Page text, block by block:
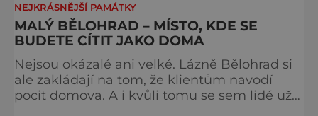
NEJKRÁSNĚJŠÍ PAMÁTKY
MALÝ BĚLOHRAD – MÍSTO, KDE SE
BUDETE CÍTIT JAKO DOMA
Nejsou okázalé ani velké. Lázně Bělohrad si
ale zakládají na tom, že klientům navodí
pocit domova. A i kvůli tomu se sem lidé už